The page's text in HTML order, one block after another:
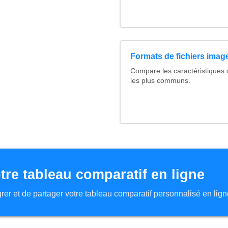
Formats de fichiers
Compare les caractéristiques
les plus communs.
tableau comparatif en ligne
et de partager votre tableau comparatif personnalisé en